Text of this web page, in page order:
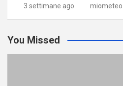
3 settimane ago miometeo
You Missed